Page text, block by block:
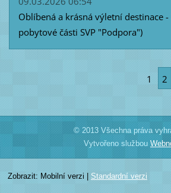
Oblíbená a krásná výletní destinace -
pobytové části SVP "Podpora")
1 2
© 2013 Všechna práva
Vytvořeno službou
Zobrazit: Mobilní verzi Standardní verzi